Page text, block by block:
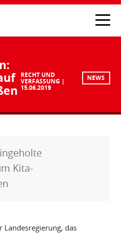
RECHT UND
VERFASSUNG
15.06.2019
NEWS
Kita-
Landesregierung, das